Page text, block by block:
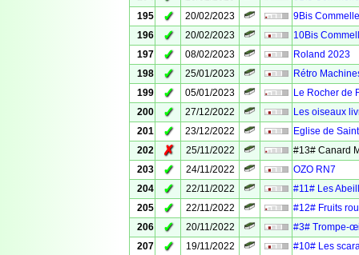
195
✓ 20/02/2023
9Bis
196
✓ 20/02/2023
10Bis
197
✓ 08/02/2023
Roland 2023
198
✓ 25/01/2023
Rétro
199
✓ 05/01/2023
Le Rocher de
200
✓ 27/12/2022
Les oiseaux
201
✓ 23/12/2022
Eglise de
202
✗ 25/11/2022
#13# Canard
203
✓ 24/11/2022
OZO RN7
204
✓ 22/11/2022
#11# Les
205
✓ 22/11/2022
#12# Fruits
206
✓ 20/11/2022
#3# Trompe-
207
✓ 19/11/2022
#10# Les